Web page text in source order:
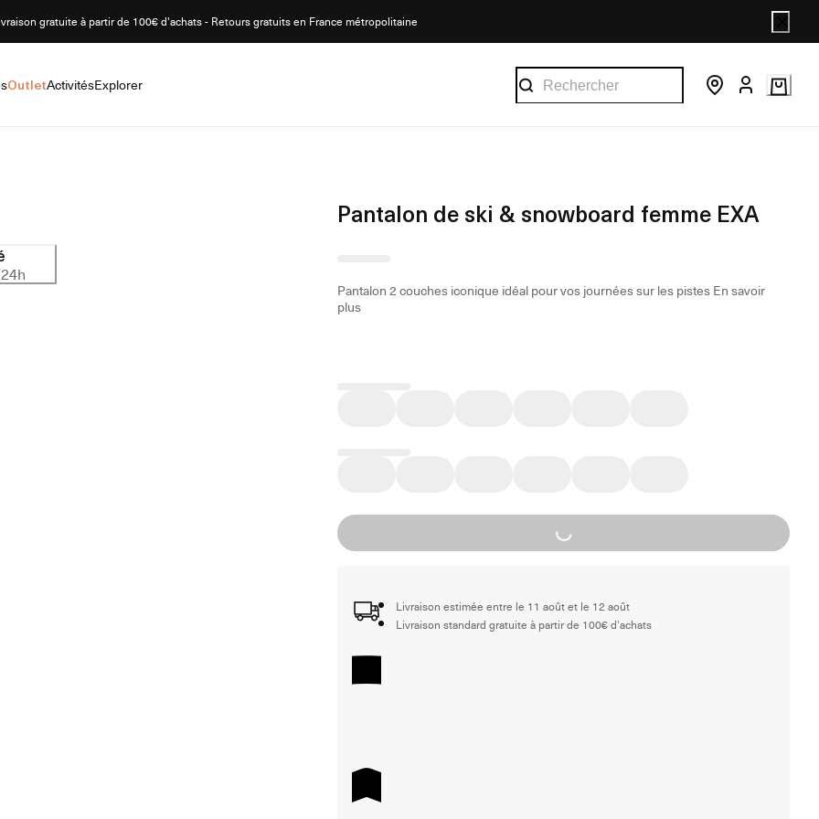
gratuite à partir de 100€ d'achats - Retours gratuits en France métropolitaine
OutletActivitésExplorer
Pantalon de ski & snowboard femme EXA
Pantalon 2 couches iconique idéal pour vos journées sur les pistesEn savoir
plus
Loading...
Livraison estimée entre le 11 août et le 12 août
Livraison standard gratuite à partir de 100€ d'achats